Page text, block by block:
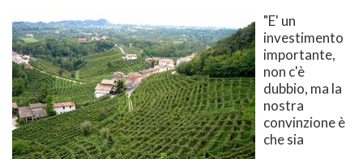
"E' un
investimento
importante,
non c'è
dubbio, ma la
nostra
convinzione è
che sia